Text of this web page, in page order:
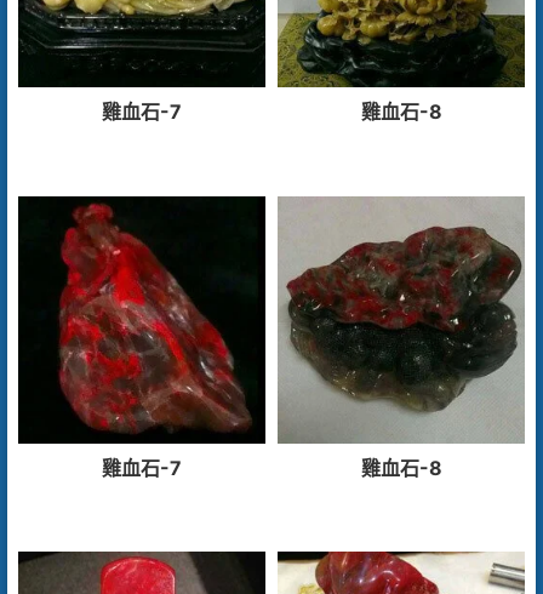
雞血石-7 雞血石-8
雞血石-7 雞血石-8